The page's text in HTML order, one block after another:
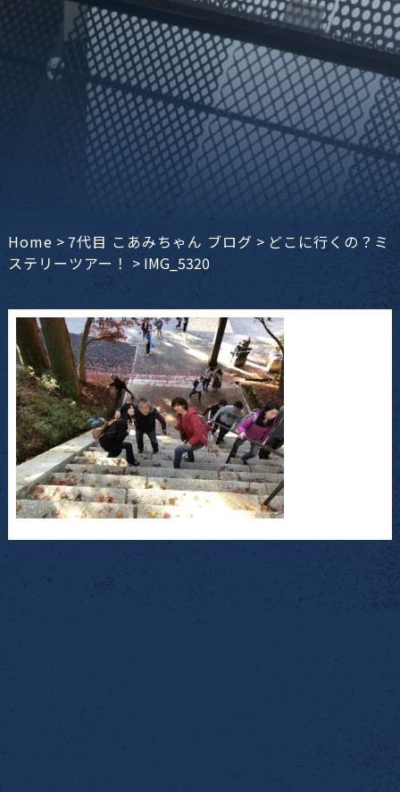
Home >7代目 こあみちゃん ブログ > どこに行くの？ミ
ステリーツアー！ > IMG_5320